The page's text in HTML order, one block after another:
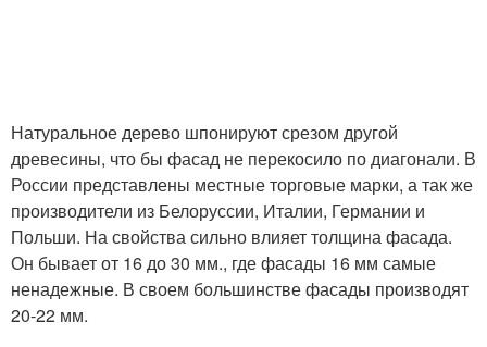
Натуральное дерево шпонируют срезом другой
древесины, что бы фасад не перекосило по диагонали. В
России представлены местные торговые марки, а так же
производители из Белоруссии, Италии, Германии и
Польши. На свойства сильно влияет толщина фасада.
Он бывает от 16 до 30 мм., где фасады 16 мм самые
ненадежные. В своем большинстве фасады производят
20-22 мм.